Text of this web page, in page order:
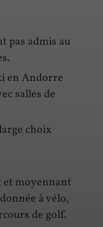
pas admis au
en Andorre
salles de
choix
et moyennant
à vélo,
de golf.